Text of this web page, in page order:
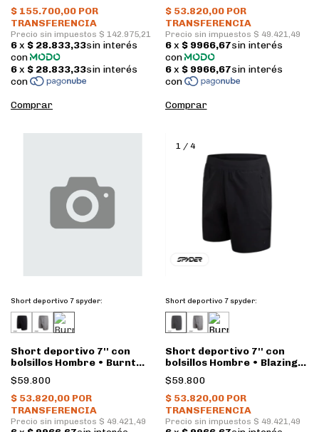
Comprar Comprar
Short deportivo 7 spyder:
Short deportivo 7'' con
bolsillos Hombre • Burnt
charcoal • Spyder
$59.800
1 / 4
Short deportivo 7 spyder:
Short deportivo 7'' con
bolsillos Hombre • Blazing
black • Spyder
$59.800